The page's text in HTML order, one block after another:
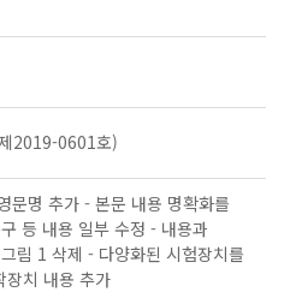
2019-0601호)
문명 추가 - 본문 내용 명확화를
등 내용 일부 수정 - 내용과
림 1 삭제 - 다양화된 시험장치를
장치 내용 추가